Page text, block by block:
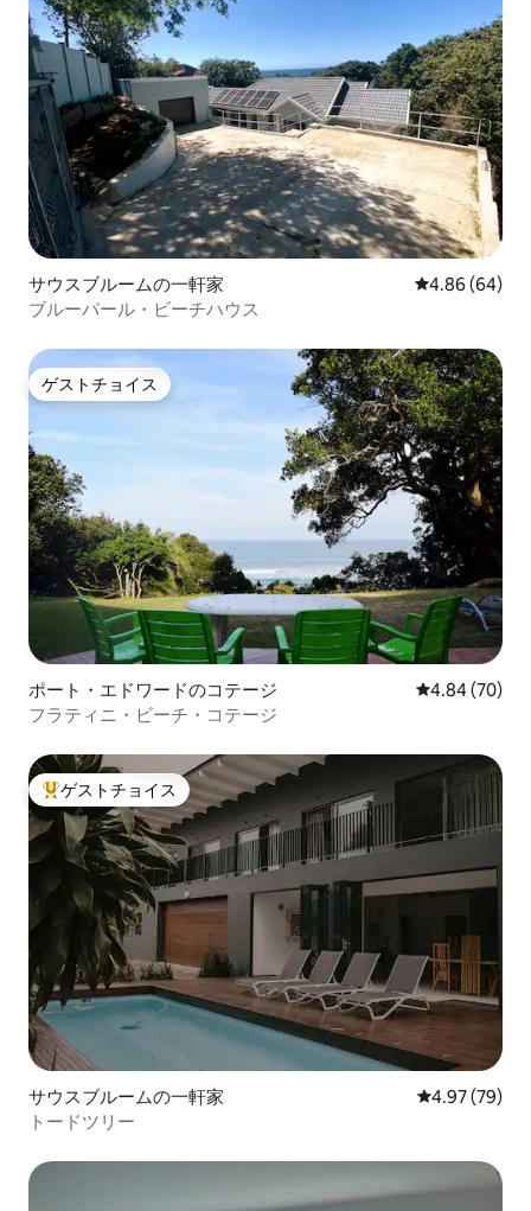
サウスブルームの一軒家 レビュー64件
4.86 (64)
ブルーパール・ビーチハウス
ゲストチョイス
ゲストチョイス
ポート・エドワードのコテージ レビュー70
4.84 (70)
フラティニ・ビーチ・コテージ
大好評のゲストチョイスです。
ゲストチョイス
サウスブルームの一軒家 レビュー79
4.97 (79)
トードツリー